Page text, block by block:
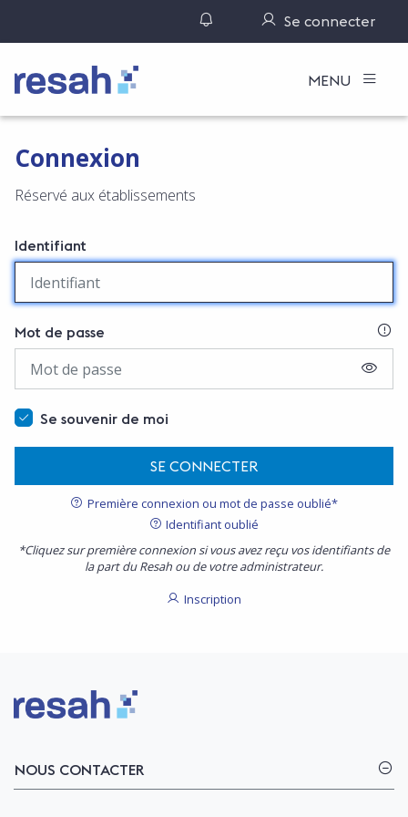
Gérer ses notifications
Se connecter
Logo Resah MENU
Connexion
Réservé aux établissements
Identifiant
Mot de passe
Se souvenir de moi
SE CONNECTER
Première connexion ou mot de passe oublié*
Identifiant oublié
*Cliquez sur première connexion si vous avez reçu vos identifiants de
la part du Resah ou de votre administrateur.
Inscription
Logo Resah
NOUS CONTACTER